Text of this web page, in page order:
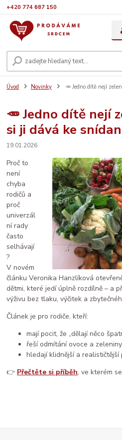
+420 774 687 150
Úvod Novinky 🥕 Jedno dítě nejí
🥕 Jedno dítě nejí
si ji dává ke
19.01.2026
Proč to
není
chyba
rodičů a
proč
univerzál
ní rady
často
selhávají
?
V novém
článku Veronika Hanzlíková
dětmi, které jedí úplně rozdílně – a
výživu bez tlaku, výčitek a
Článek je pro rodiče, kteří:
mají pocit, že „dělají něco
řeší odmítání ovoce a zeleniny,
hledají klidnější a
👉 Přečtěte si příběh, ve kterém